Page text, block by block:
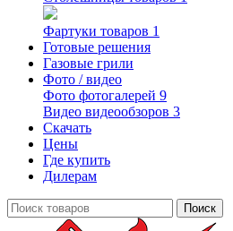
Фартуки товаров 1
Готовые решения
Газовые грили
Фото / видео
Фото фотогалерей 9
Видео видеообзоров 3
Скачать
Цены
Где купить
Дилерам
Поиск